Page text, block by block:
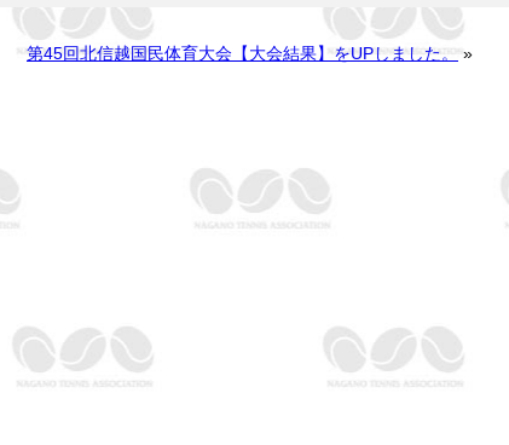
第45回北信越国民体育大会【大会結果】をUPしました。 »